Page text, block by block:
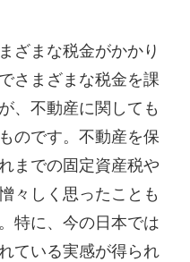
ざまな税金がかかり
さまざまな税金を課
、不動産に関しても
のです。不動産を保
までの固定資産税や
々しく思ったことも
特に、今の日本では
ている実感が得られ